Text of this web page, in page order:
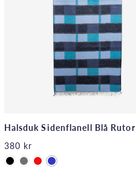
Halsduk Sidenflanell Blå Rutor
380 kr